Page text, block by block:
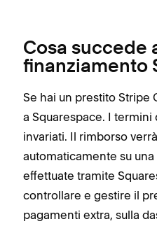
Cosa succede
finanziamento
Se hai un prestito Stripe
a Squarespace. I
invariati. Il rimborso
automaticamente su
effettuate tramite
controllare e gestire il
pagamenti extra, sulla